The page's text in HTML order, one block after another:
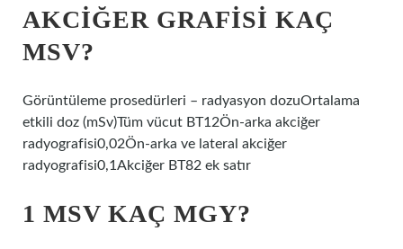
AKCIĞER GRAFISI KAÇ
MSV?
Görüntüleme prosedürleri – radyasyon dozuOrtalama
etkili doz (mSv)Tüm vücut BT12Ön-arka akciğer
radyografisi0,02Ön-arka ve lateral akciğer
radyografisi0,1Akciğer BT82 ek satır
1 MSV KAÇ MGY?